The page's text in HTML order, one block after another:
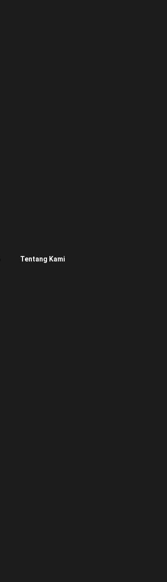
Tentang Kami